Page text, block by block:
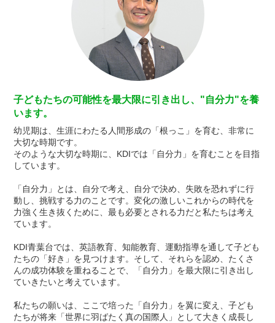
子どもたちの可能性を最大限に引き出し、"自分力"を養
います。
幼児期は、生涯にわたる人間形成の「根っこ」を育む、非常に
大切な時期です。
そのような大切な時期に、KDIでは「自分力」を育むことを目指
しています。
「自分力」とは、自分で考え、自分で決め、失敗を恐れずに行
動し、挑戦する力のことです。変化の激しいこれからの時代を
力強く生き抜くために、最も必要とされる力だと私たちは考え
ています。
KDI青葉台では、英語教育、知能教育、運動指導を通して子ども
たちの「好き」を見つけます。そして、それらを認め、たくさ
んの成功体験を重ねることで、「自分力」を最大限に引き出し
ていきたいと考えています。
私たちの願いは、ここで培った「自分力」を翼に変え、子ども
たちが将来「世界に羽ばたく真の国際人」として大きく成長し